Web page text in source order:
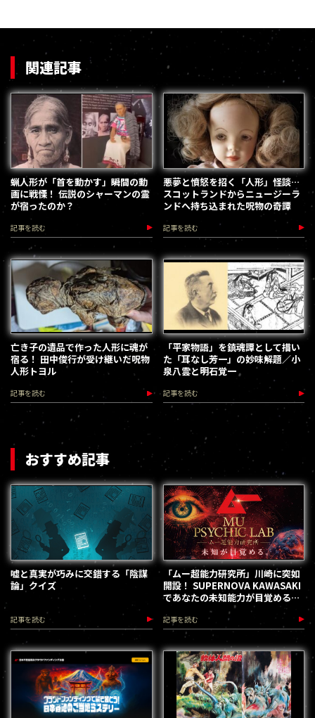
関連記事
蝋人形が「首を動かす」瞬間の動
画に戦慄！ 伝説のシャーマンの霊
が宿ったのか？
記事を読む
悪夢と憤怒を招く「人形」怪談…
スコットランドからニュージーラ
ンドへ持ち込まれた呪物の奇譚
記事を読む
亡き子の遺品で作った人形に魂が
宿る！ 田中俊行が受け継いだ呪物
人形トヨル
記事を読む
「平家物語」を鎮魂譚として描い
た「耳なし芳一」の妙味解題／小
泉八雲と明石覚一
記事を読む
おすすめ記事
嘘と真実が巧みに交錯する「陰謀
論」クイズ
記事を読む
「ムー超能力研究所」川崎に突如
開設！ SUPERNOVA KAWASAKI
であなたの未知能力が目覚める
（2026.8.18-28）
記事を読む